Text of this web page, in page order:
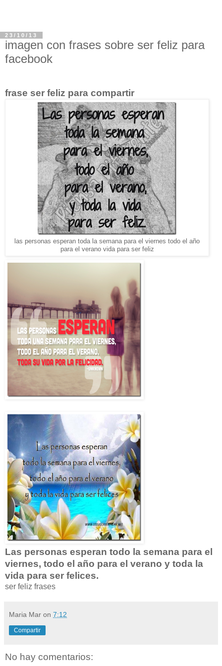
23/10/13
imagen con frases sobre ser feliz para
facebook
frase ser feliz para compartir
las personas esperan toda la semana para el viernes todo el año
para el verano vida para ser feliz
Las personas esperan todo la semana para el
viernes, todo el año para el verano y toda la
vida para ser felices.
ser feliz frases
Maria Mar on 7:12
Compartir
No hay comentarios: